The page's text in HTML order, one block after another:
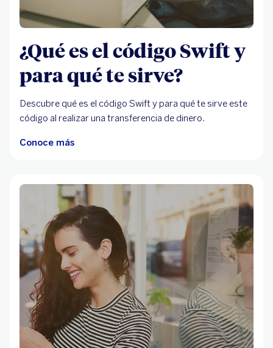
¿Qué es el código Swift y
para qué te sirve?
Descubre qué es el código Swift y para qué te sirve este
código al realizar una transferencia de dinero.
Conoce más